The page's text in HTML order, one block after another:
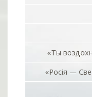
«Ты
«Росiя —